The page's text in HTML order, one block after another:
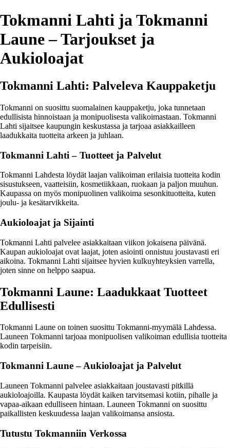
Tokmanni Lahti ja Tokmanni
Laune – Tarjoukset ja
Aukioloajat
Tokmanni Lahti: Palveleva Kauppaketju
Tokmanni on suosittu suomalainen kauppaketju, joka tunnetaan
edullisista hinnoistaan ja monipuolisesta valikoimastaan. Tokmanni
Lahti sijaitsee kaupungin keskustassa ja tarjoaa asiakkailleen
laadukkaita tuotteita arkeen ja juhlaan.
Tokmanni Lahti – Tuotteet ja Palvelut
Tokmanni Lahdesta löydät laajan valikoiman erilaisia tuotteita kodin
sisustukseen, vaatteisiin, kosmetiikkaan, ruokaan ja paljon muuhun.
Kaupassa on myös monipuolinen valikoima sesonkituotteita, kuten
joulu- ja kesätarvikkeita.
Aukioloajat ja Sijainti
Tokmanni Lahti palvelee asiakkaitaan viikon jokaisena päivänä.
Kaupan aukioloajat ovat laajat, joten asiointi onnistuu joustavasti eri
aikoina. Tokmanni Lahti sijaitsee hyvien kulkuyhteyksien varrella,
joten sinne on helppo saapua.
Tokmanni Laune: Laadukkaat Tuotteet
Edullisesti
Tokmanni Laune on toinen suosittu Tokmanni-myymälä Lahdessa.
Launeen Tokmanni tarjoaa monipuolisen valikoiman edullisia tuotteita
kodin tarpeisiin.
Tokmanni Laune – Aukioloajat ja Palvelut
Launeen Tokmanni palvelee asiakkaitaan joustavasti pitkillä
aukioloajoilla. Kaupasta löydät kaiken tarvitsemasi kotiin, pihalle ja
vapaa-aikaan edulliseen hintaan. Launeen Tokmanni on suosittu
paikallisten keskuudessa laajan valikoimansa ansiosta.
Tutustu Tokmanniin Verkossa